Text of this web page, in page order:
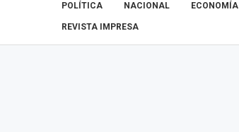
POLÍTICA NACIONAL ECONOMÍA
REVISTA IMPRESA